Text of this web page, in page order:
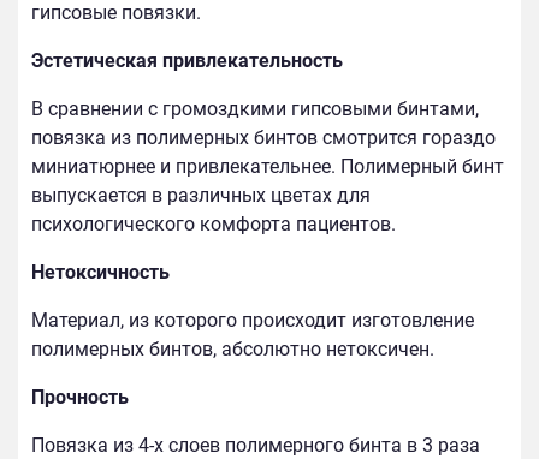
гипсовые повязки.
Эстетическая привлекательность
В сравнении с громоздкими гипсовыми бинтами,
повязка из полимерных бинтов смотрится гораздо
миниатюрнее и привлекательнее. Полимерный бинт
выпускается в различных цветах для
психологического комфорта пациентов.
Нетоксичность
Материал, из которого происходит изготовление
полимерных бинтов, абсолютно нетоксичен.
Прочность
Повязка из 4-х слоев полимерного бинта в 3 раза